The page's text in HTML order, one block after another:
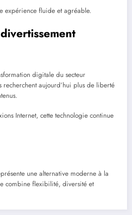
expérience fluide et agréable.
digitale du secteur
recherchent aujourd’hui plus de liberté
Internet, cette technologie continue
une alternative moderne à la
combine flexibilité, diversité et